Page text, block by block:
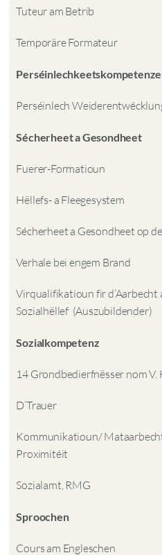
Tuteur am Betrib
Temporäre Formateur
Perséinlech
Sécherheet a Gesondheet
Fuerer-Formatioun
Hëllefs- a Fleegesystem
Sécherheet a Gesondheet op
Verhale bei engem Brand
Virqualifikatioun fir d’Aarbecht
Sozialhëllef (Auszubildender)
Sozialkompetenz
14 Grondbedierfnësser nom V.
D’Trauer
Kommunikatioun/
Proximitéit
Sozialamt, RMG
Sproochen
Cours am Engleschen